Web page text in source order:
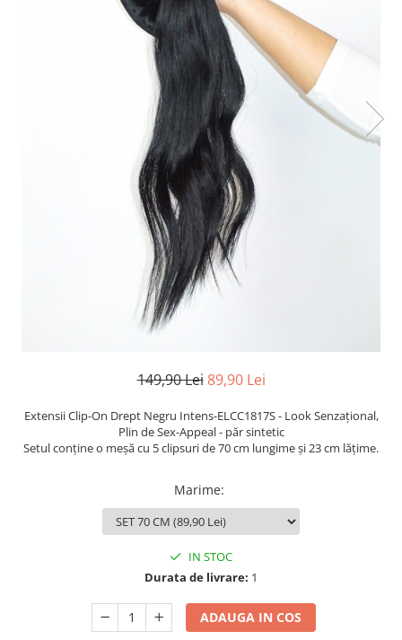
149,90 Lei 89,90 Lei
Extensii Clip-On Drept Negru Intens-ELCC1817S - Look Senzațional,
Plin de Sex-Appeal - păr sintetic
Setul conține o meșă cu 5 clipsuri de 70 cm lungime și 23 cm lățime.
Marime:
IN STOC
Durata de livrare: 1
ADAUGA IN COS